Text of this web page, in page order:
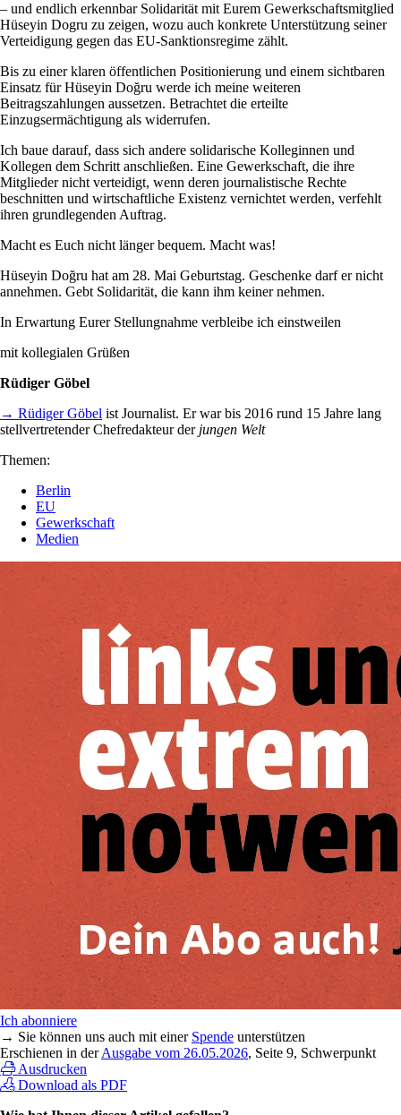
– und endlich erkennbar Solidarität mit Eurem Gewerkschaftsmitglied
Hüseyin Dogru zu zeigen, wozu auch konkrete Unterstützung seiner
Verteidigung gegen das EU-Sanktionsregime zählt.
Bis zu einer klaren öffentlichen Positionierung und einem sichtbaren
Einsatz für Hüseyin Doğru werde ich meine weiteren
Beitragszahlungen aussetzen. Betrachtet die erteilte
Einzugsermächtigung als widerrufen.
Ich baue darauf, dass sich andere solidarische Kolleginnen und
Kollegen dem Schritt anschließen. Eine Gewerkschaft, die ihre
Mitglieder nicht verteidigt, wenn deren journalistische Rechte
beschnitten und wirtschaftliche Existenz vernichtet werden, verfehlt
ihren grundlegenden Auftrag.
Macht es Euch nicht länger bequem. Macht was!
Hüseyin Doğru hat am 28. Mai Geburtstag. Geschenke darf er nicht
annehmen. Gebt Solidarität, die kann ihm keiner nehmen.
In Erwartung Eurer Stellungnahme verbleibe ich einstweilen
mit kollegialen Grüßen
Rüdiger Göbel
→ Rüdiger Göbel ist Journalist. Er war bis 2016 rund 15 Jahre lang
stellvertretender Chefredakteur der jungen Welt
Themen:
Berlin
EU
Gewerkschaft
Medien
Ich abonniere
→ Sie können uns auch mit einer Spende unterstützen
Erschienen in derAusgabe vom 26.05.2026, Seite 9, Schwerpunkt
Ausdrucken
Download als PDF